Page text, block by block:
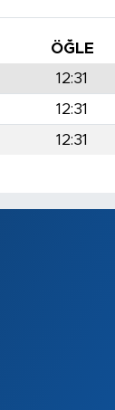
ÖĞLE
12:31
12:31
12:31